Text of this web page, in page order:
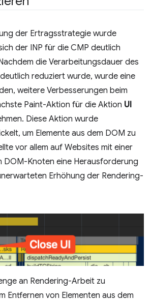
der Ertragsstrategie wurde
der INP für die CMP deutlich
die Verarbeitungsdauer des
reduziert wurde, wurde eine
weitere Verbesserungen beim
Paint-Aktion für die Aktion UI
Diese Aktion wurde
um Elemente aus dem DOM zu
vor allem auf Websites mit einer
DOM-Knoten eine Herausforderung
Erhöhung der Rendering-
an Rendering-Arbeit zu
Entfernen von Elementen aus dem